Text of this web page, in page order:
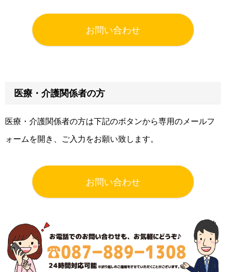
お問い合わせ
医療・介護関係者の方
医療・介護関係者の方は下記のボタンから専用のメールフ
ォームを開き、ご入力をお願い致します。
お問い合わせ